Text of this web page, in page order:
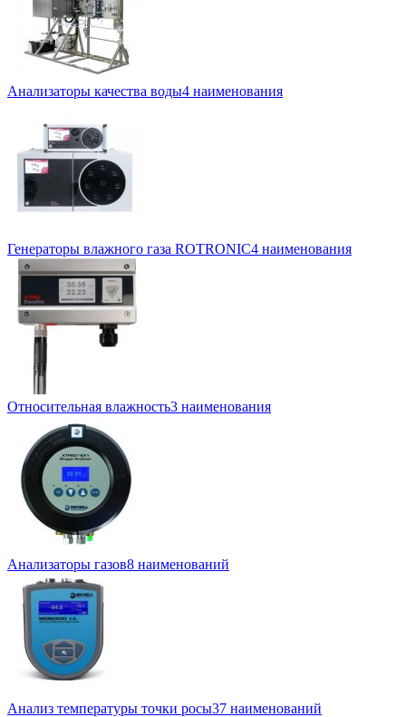
Анализаторы качества воды4 наименования
Генераторы влажного газа ROTRONIC4 наименования
Относительная влажность3 наименования
Анализаторы газов8 наименований
Анализ температуры точки росы37 наименований